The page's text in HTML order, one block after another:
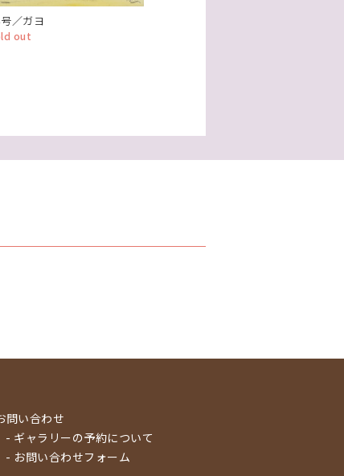
／ガヨ
out
問い合わせ
- ギャラリーの予約について
- お問い合わせフォーム